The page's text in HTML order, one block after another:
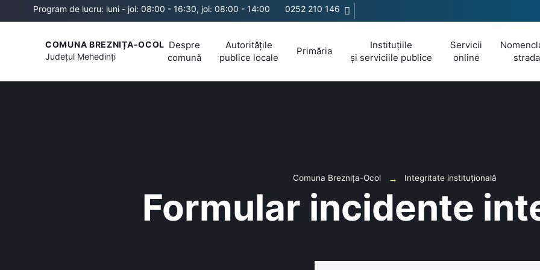
Program de lucru: luni - joi: 08:00 - 16:30, joi: 08:00 - 14:00 0252 210 146
COMUNA BREZNIȚA-OCOL
Județul Mehedinți
Despre
comună
Autoritățile
publice locale
Primăria
Instituțiile
și serviciile publice
Servicii
online
Comuna Breznița-Ocol Integritate instituțională
Formular incidente